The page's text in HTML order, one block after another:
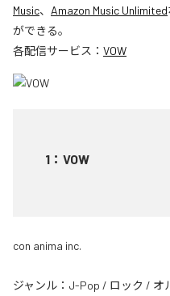
Music、 Amazon Music Unlimited
ができる。
各配信サービス： VOW
1 ： VOW
con anima inc.
ジャンル： J-Pop / ロック / オ